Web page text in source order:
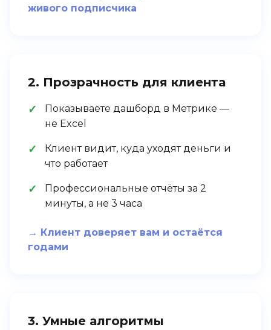
живого подписчика
2. Прозрачность для клиента
Показываете дашборд в Метрике —
не Excel
Клиент видит, куда уходят деньги и
что работает
Профессиональные отчёты за 2
минуты, а не 3 часа
→ Клиент доверяет вам и остаётся
годами
3. Умные алгоритмы